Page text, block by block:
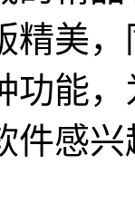
精美
功能
件感